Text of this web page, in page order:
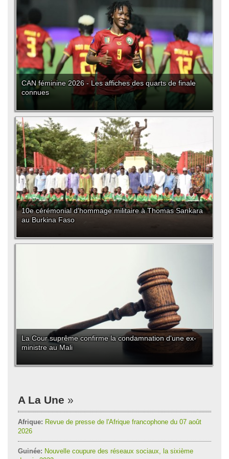
CAN féminine 2026 - Les affiches des quarts de finale
connues
10e cérémonial d'hommage militaire à Thomas Sankara
au Burkina Faso
La Cour suprême confirme la condamnation d'une ex-
ministre au Mali
A La Une
Afrique: Revue de presse de l'Afrique francophone du 07 août
2026
Guinée: Nouvelle coupure des réseaux sociaux, la sixième